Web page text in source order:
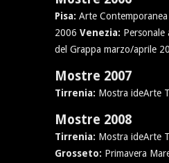
Pisa: Arte
2006 Venezia: Personale
del Grappa marzo/aprile
Mostre 2007
Tirrenia: Mostra ideArte
Mostre 2008
Tirrenia: Mostra ideArte
Grosseto: Primavera